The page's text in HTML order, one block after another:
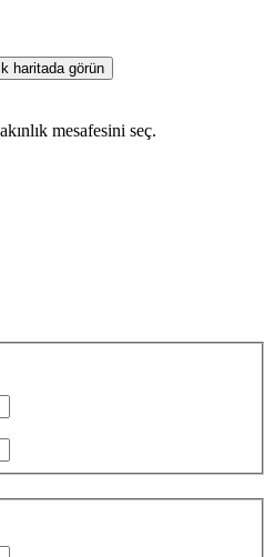
haritada görün
mesafesini seç.